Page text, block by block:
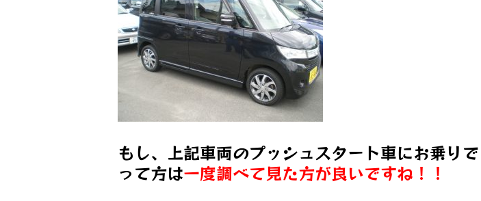
もし、上記車両のプッシュスタート車にお乗りで
って方は一度調べて見た方が良いですね！！